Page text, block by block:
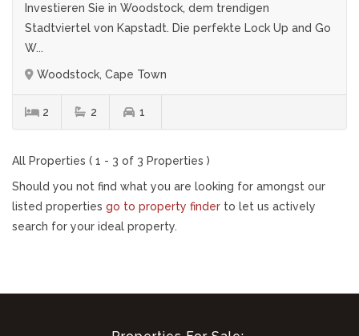
Investieren Sie in Woodstock, dem trendigen
Stadtviertel von Kapstadt. Die perfekte Lock Up and Go
W...
Woodstock, Cape Town
2 2 1
All Properties ( 1 - 3 of 3 Properties )
Should you not find what you are looking for amongst our
listed properties go to property finder to let us actively
search for your ideal property.